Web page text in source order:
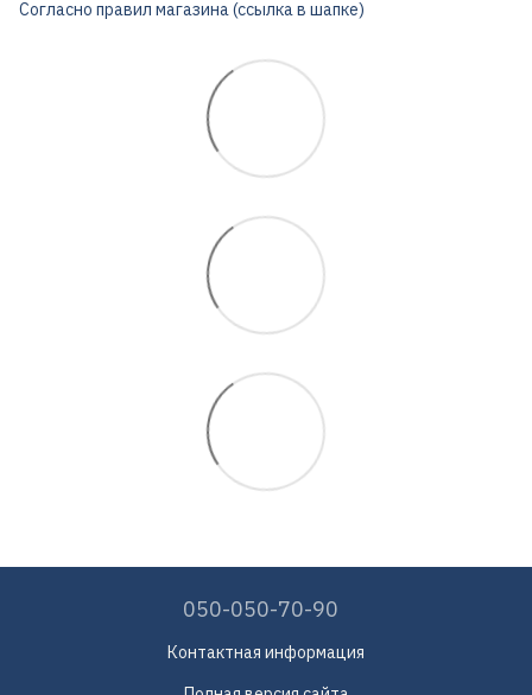
Согласно правил магазина (ссылка в шапке)
050-050-70-90
Контактная информация